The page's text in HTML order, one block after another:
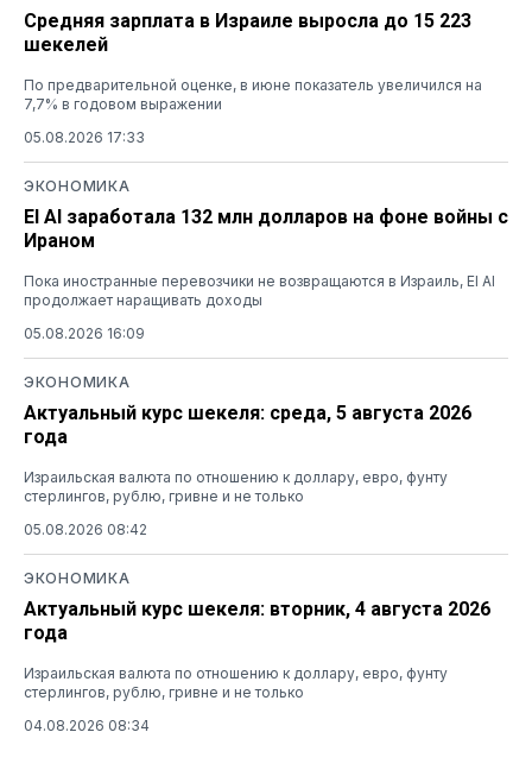
Средняя зарплата в Израиле выросла до 15 223
шекелей
По предварительной оценке, в июне показатель увеличился на
7,7% в годовом выражении
05.08.2026 17:33
ЭКОНОМИКА
El Al заработала 132 млн долларов на фоне войны с
Ираном
Пока иностранные перевозчики не возвращаются в Израиль, El Al
продолжает наращивать доходы
05.08.2026 16:09
ЭКОНОМИКА
Актуальный курс шекеля: среда, 5 августа 2026
года
Израильская валюта по отношению к доллару, евро, фунту
стерлингов, рублю, гривне и не только
05.08.2026 08:42
ЭКОНОМИКА
Актуальный курс шекеля: вторник, 4 августа 2026
года
Израильская валюта по отношению к доллару, евро, фунту
стерлингов, рублю, гривне и не только
04.08.2026 08:34